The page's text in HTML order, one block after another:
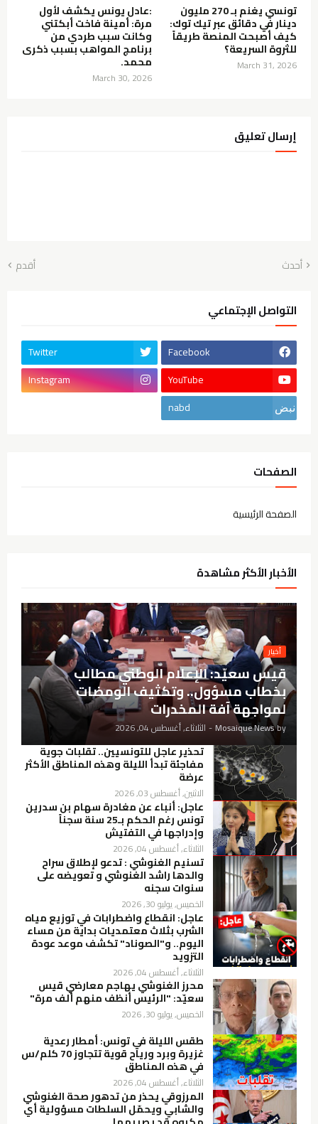
تونسي يغنم بـ 270 مليون
دينار في دقائق عبر تيك توك:
كيف أصبحت المنصة طريقاً
للثروة السريعة؟
March 31, 2026
:عادل يونس يكشف لأول
مرة: أمينة فاخت أبكتني
وكانت سبب طردي من
برنامج المواهب بسبب ذكرى
محمد.
March 30, 2026
إرسال تعليق
أحدث أقدم
التواصل الإجتماعي
Facebook
Twitter
YouTube
Instagram
nabd
الصفحات
الصفحة الرئيسية
الأخبار الأكثر مشاهدة
أخيار
قيس سعيّد: الإعلام الوطني مطالب
بخطاب مسؤول.. وتكثيف الومضات
لمواجهة آفة المخدرات
by
Mosaique News
- الثلاثاء, أغسطس 04, 2026
تحذير عاجل للتونسيين.. تقلبات جوية
مفاجئة تبدأ الليلة وهذه المناطق الأكثر
عرضة
الاثنين, أغسطس 03, 2026
عاجل: أنباء عن مغادرة سهام بن سدرين
تونس رغم الحكم بـ25 سنة سجناً
وإدراجها في التفتيش
الثلاثاء, أغسطس 04, 2026
تسنيم الغنوشي : تدعو لإطلاق سراح
والدها راشد الغنوشي و تعويضه على
سنوات سجنه
الخميس, يوليو 30, 2026
عاجل: انقطاع واضطرابات في توزيع مياه
الشرب بثلاث معتمديات بداية من مساء
اليوم.. و"الصوناد" تكشف موعد عودة
التزويد
الثلاثاء, أغسطس 04, 2026
محرز الغنوشي يهاجم معارضي قيس
سعيّد: "الرئيس أنظف منهم ألف مرة"
الخميس, يوليو 30, 2026
طقس الليلة في تونس: أمطار رعدية
غزيرة وبرد ورياح قوية تتجاوز 70 كلم/س
في هذه المناطق
الثلاثاء, أغسطس 04, 2026
المرزوقي يحذر من تدهور صحة الغنوشي
والشابي ويحمّل السلطات مسؤولية أي